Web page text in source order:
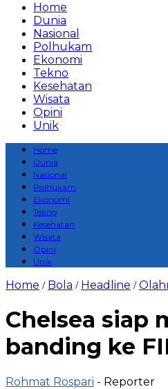
Home
Dunia
Nasional
Polhukam
Ekonomi
Tekno
Kesehatan
Wisata
Opini
Unik
Home
Dunia
Nasional
Polhukam
Ekonomi
Tekno
Kesehatan
Wisata
Opini
Unik
Home / Bola / Headline /
Chelsea siap
banding ke
Rohmat Rospari - Reporter